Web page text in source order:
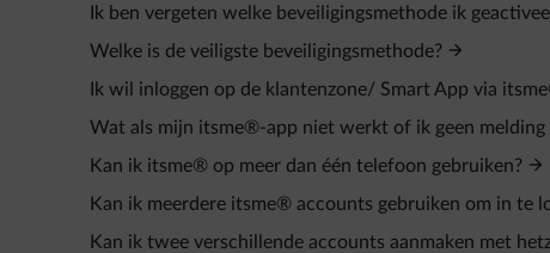
Ik ben vergeten welke beveiligingsmethode ik
Welke is de veiligste beveiligingsmethode?
Ik wil inloggen op de klantenzone/ Smart App via
Wat als mijn itsme®-app niet werkt of ik geen melding
Kan ik itsme® op meer dan één telefoon gebruiken?
Kan ik meerdere itsme® accounts gebruiken om in te
Kan ik twee verschillende accounts aanmaken met